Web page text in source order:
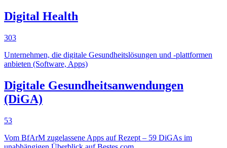
Digital Health
303
Unternehmen, die digitale Gesundheitslösungen und -plattformen
anbieten (Software, Apps)
Digitale Gesundheitsanwendungen
(DiGA)
53
Vom BfArM zugelassene Apps auf Rezept – 59 DiGAs im